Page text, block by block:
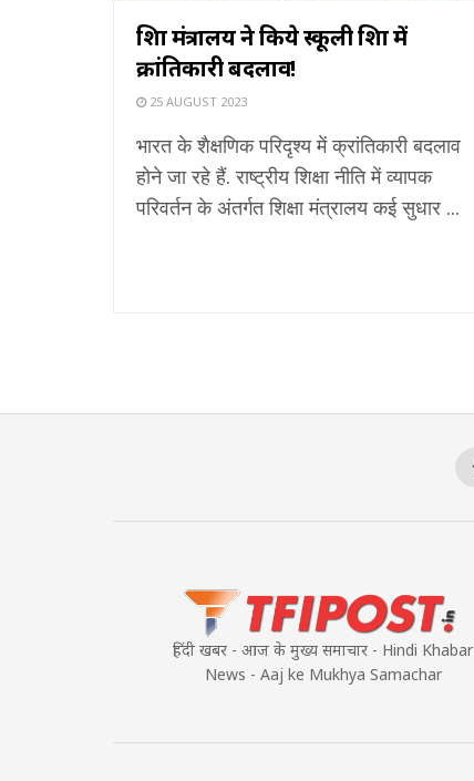
शिक्षा मंत्रालय ने किये स्कूली शिक्षा में
क्रांतिकारी बदलाव!
25 AUGUST 2023
भारत के शैक्षणिक परिदृश्य में क्रांतिकारी बदलाव
होने जा रहे हैं. राष्ट्रीय शिक्षा नीति में व्यापक
परिवर्तन के अंतर्गत शिक्षा मंत्रालय कई सुधार ...
हिंदी खबर - आज के मुख्य समाचार - Hindi Khabar
News - Aaj ke Mukhya Samachar